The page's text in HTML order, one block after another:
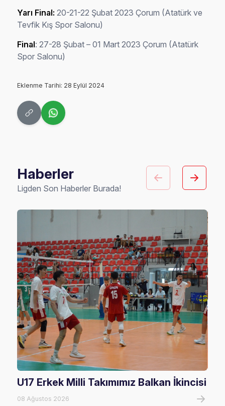
Yarı Final: 20-21-22 Şubat 2023 Çorum (Atatürk ve
Tevfik Kış Spor Salonu)
Final: 27-28 Şubat – 01 Mart 2023 Çorum (Atatürk
Spor Salonu)
Eklenme Tarihi: 28 Eylül 2024
Haberler
Ligden Son Haberler Burada!
U17 Erkek Milli Takımımız Balkan İkincisi
08 Ağustos 2026